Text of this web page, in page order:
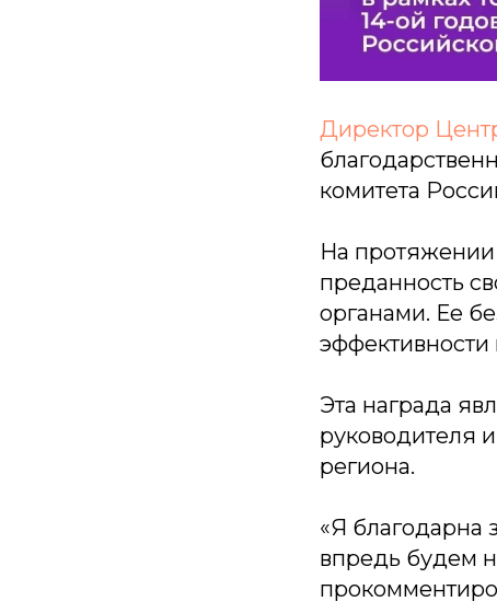
Директор
комитета
На протяжении
преданность
органами. Ее
Эта награда
руководителя
региона.
«Я благодарна
впредь будем